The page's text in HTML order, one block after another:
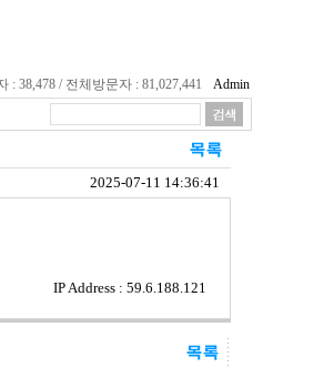
: 38,478 / 전체방문자 : 81,027,441 Admin
2025-07-11 14:36:41
IP Address : 59.6.188.121